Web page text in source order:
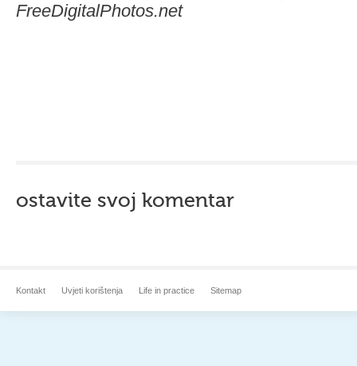
FreeDigitalPhotos.net
ostavite svoj komentar
Kontakt Uvjeti korištenja Life in practice Sitemap